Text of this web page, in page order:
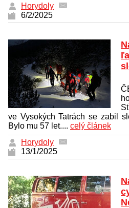
Horydoly
6/2/2025
ve Vysokých Tatrách se zabil
Bylo mu 57 let.... celý článek
Horydoly
13/1/2025